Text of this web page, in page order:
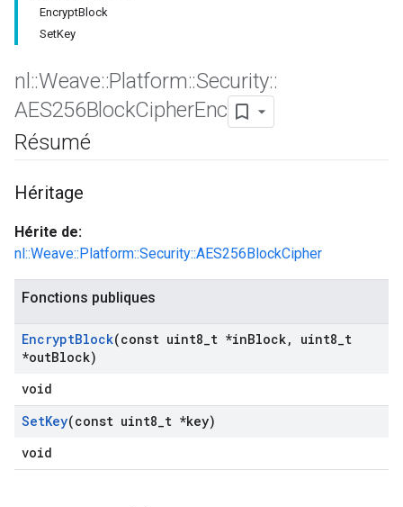
EncryptBlock
SetKey
nl ::Weave::Platform::Security::
AES256BlockCipherEnc
Résumé
Héritage
Hérite de:
nl::Weave::Platform::Security::AES256BlockCipher
Fonctions publiques
EncryptBlock(const uint8 t *inBlock, uint8 t
*outBlock)
void
SetKey(const uint8 t *key)
void